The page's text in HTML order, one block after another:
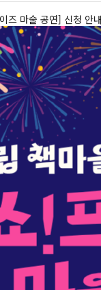
즈 마술 공연] 신청 안내